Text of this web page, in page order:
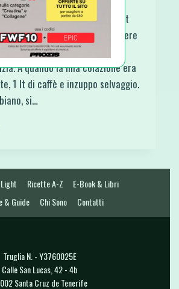
I Biscotti Fit e Light di Fit
modo per ringraziarti di essere
te ma i biscotti mi riportano
A quando la mia colazione era
1 lt di caffè e inzuppo selvaggio.
si…
Ricette A-Z
E-Book & Libri
& Guide
Chi Sono Contatti
Truglia N. - Y3760025E
Calle San Lucas, 42 - 4b
Santa Cruz de Tenerife